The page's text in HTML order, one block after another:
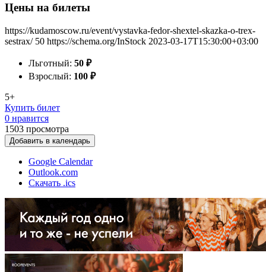
Цены на билеты
https://kudamoscow.ru/event/vystavka-fedor-shextel-skazka-o-trex-
sestrax/ 50 https://schema.org/InStock 2023-03-17T15:30:00+03:00
Льготный: 50 ₽
Взрослый: 100 ₽
5+
Купить билет
0 нравится
1503 просмотра
Добавить в календарь
Google Calendar
Outlook.com
Скачать .ics